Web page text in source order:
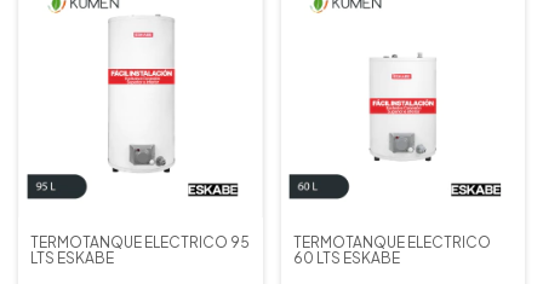
TERMOTANQUE ELECTRICO 95
LTS ESKABE
TERMOTANQUE ELECTRICO
60 LTS ESKABE